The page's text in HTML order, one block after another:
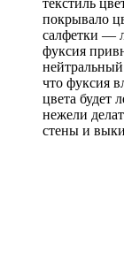
текстиль
покрывало
салфетки —
фуксия
что фуксия
цвета будет
нежели
стены и